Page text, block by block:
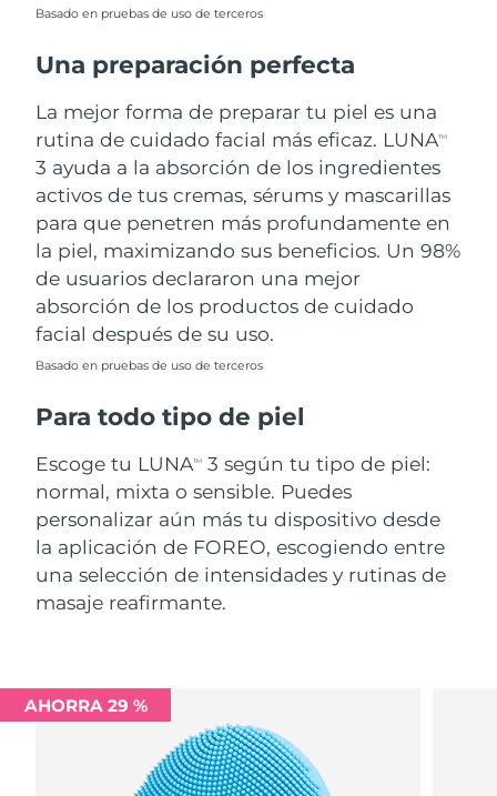
Basado en pruebas de uso de terceros
Una preparación perfecta
La mejor forma de preparar tu piel es una
rutina de cuidado facial más eficaz. LUNATM
3 ayuda a la absorción de los ingredientes
activos de tus cremas, sérums y mascarillas
para que penetren más profundamente en
la piel, maximizando sus beneficios. Un 98%
de usuarios declararon una mejor
absorción de los productos de cuidado
facial después de su uso.
Basado en pruebas de uso de terceros
Para todo tipo de piel
Escoge tu LUNATM
3 según tu tipo de piel:
normal, mixta o sensible. Puedes
personalizar aún más tu dispositivo desde
la aplicación de FOREO, escogiendo entre
una selección de intensidades y rutinas de
masaje reafirmante.
AHORRA 29 %